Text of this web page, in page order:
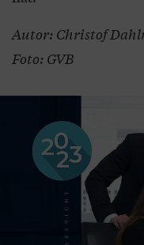
Autor: Christof
Foto: GVB